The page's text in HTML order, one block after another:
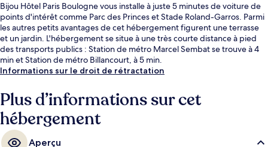
Bijou Hôtel Paris Boulogne vous installe à juste 5 minutes de voiture de
points d'intérêt comme Parc des Princes et Stade Roland-Garros. Parmi
les autres petits avantages de cet hébergement figurent une terrasse
et un jardin. L'hébergement se situe à une très courte distance à pied
des transports publics : Station de métro Marcel Sembat se trouve à 4
min et Station de métro Billancourt, à 5 min.
Informations sur le droit de rétractation
Plus d’informations sur cet
hébergement
Aperçu